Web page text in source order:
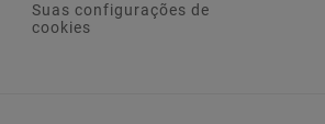
Suas configurações de
cookies